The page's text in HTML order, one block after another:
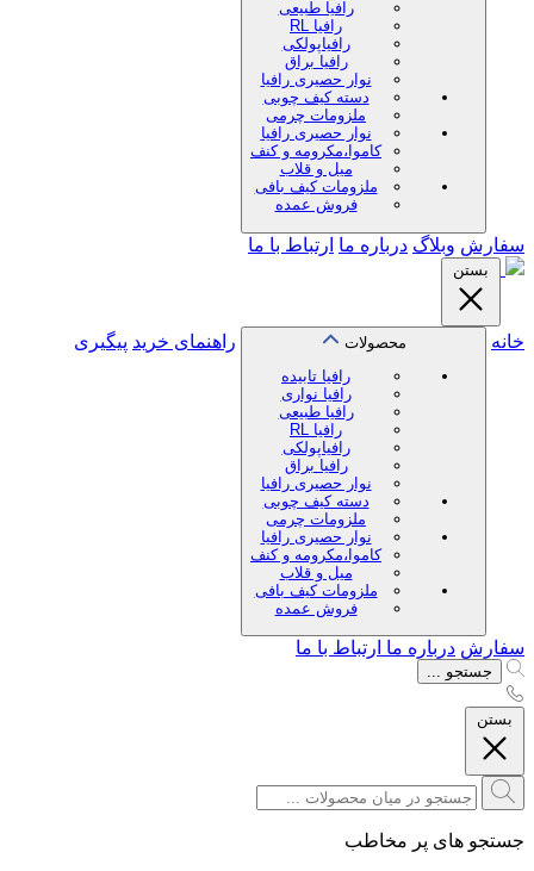
رافیا طبیعی
رافیا RL
رافیاپولکی
رافیا براق
نوار حصیری رافیا
دسته کیف چوبی
ملزومات چرمی
نوار حصیری رافیا
کاموا،مکرومه و کنف
میل و قلاب
ملزومات کیف بافی
فروش عمده
سفارش وبلاگ درباره ما ارتباط با ما
بستن
خانه
محصولات
رافیا تابیده
رافیا نواری
رافیا طبیعی
رافیا RL
رافیاپولکی
رافیا براق
نوار حصیری رافیا
دسته کیف چوبی
ملزومات چرمی
نوار حصیری رافیا
کاموا،مکرومه و کنف
میل و قلاب
ملزومات کیف بافی
فروش عمده
راهنمای خرید پیگیری
سفارش درباره ما ارتباط با ما
جستجو ...
بستن
جستجو های پر مخاطب